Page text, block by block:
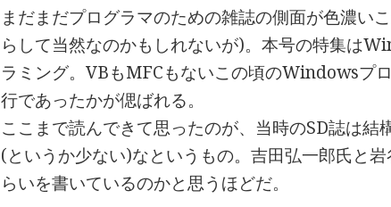
まだまだプログラマのための雑誌の側面が色濃い
らして当然なのかもしれないが)。本号の特集は
ラミング。VBもMFCもないこの頃のWindowsプ
行であったかが偲ばれる。
ここまで読んできて思ったのが、当時のSD誌は結
(というか少ない)なというもの。吉田弘一郎氏と岩
らいを書いているのかと思うほどだ。